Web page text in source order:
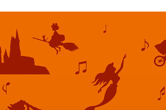
란 사과…쇄신의 기회로 삼겠다"
축구협회 "실망과 걱정 안겨드려 죄
안 최대 150㎜ 비
0.6% 나스닥 1.3%↑